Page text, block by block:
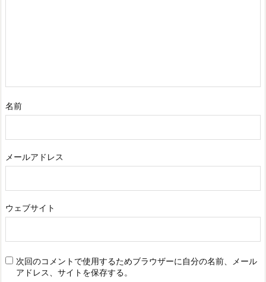
名前
メールアドレス
ウェブサイト
次回のコメントで使用するためブラウザーに自分の名前、メール
アドレス、サイトを保存する。